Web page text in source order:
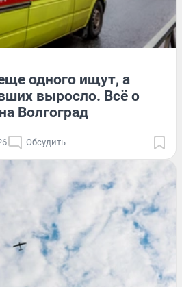
одного ищут, а
выросло. Всё о
Волгоград
Обсудить